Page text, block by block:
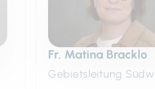
Fr. Matina Bracklo
Gebietsleitung